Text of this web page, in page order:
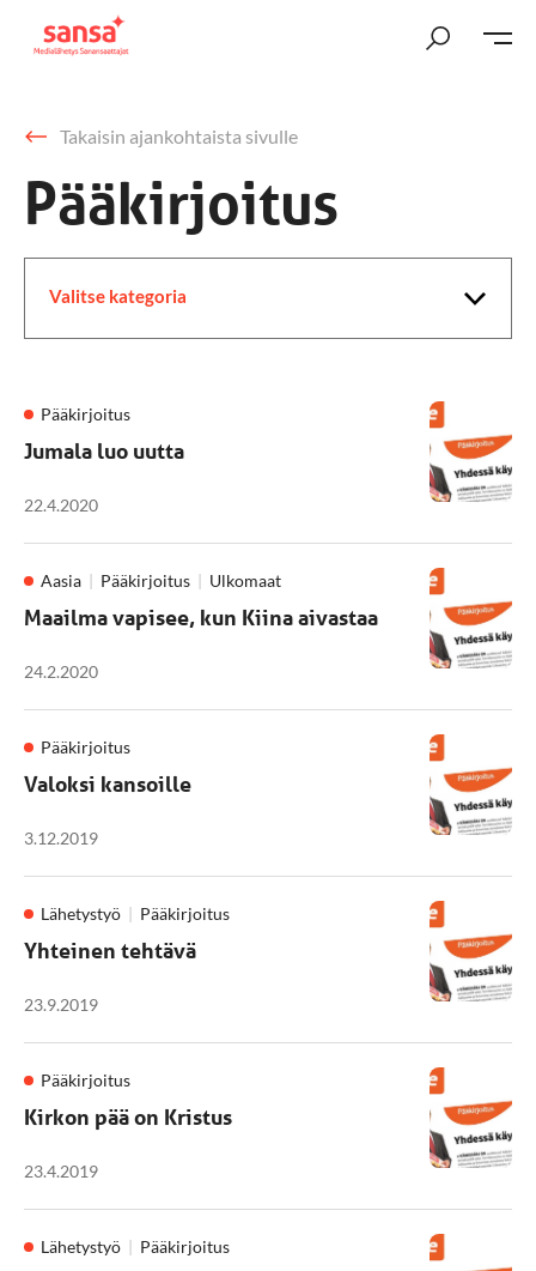
Takaisin ajankohtaista sivulle
Pääkirjoitus
Valitse kategoria
Pääkirjoitus
Jumala luo uutta
22.4.2020
Aasia Pääkirjoitus Ulkomaat
Maailma vapisee, kun Kiina aivastaa
24.2.2020
Pääkirjoitus
Valoksi kansoille
3.12.2019
Lähetystyö Pääkirjoitus
Yhteinen tehtävä
23.9.2019
Pääkirjoitus
Kirkon pää on Kristus
23.4.2019
Lähetystyö Pääkirjoitus